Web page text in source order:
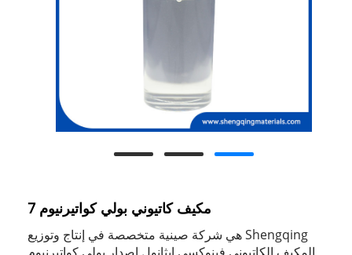
مكيف كاتيوني بولي كواتيرنيوم 7
Shengqing هي شركة صينية متخصصة في إنتاج وتوزيع